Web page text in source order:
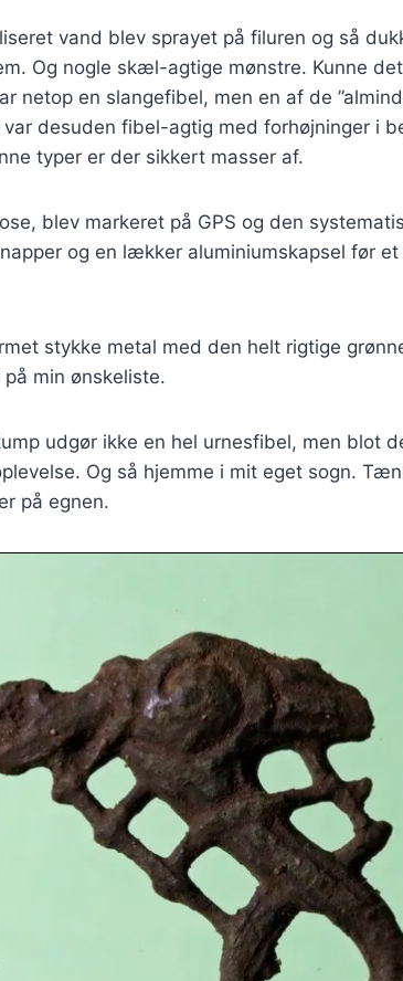
vand blev sprayet på filuren og så
Og nogle skæl-agtige mønstre. Kunne
netop en slangefibel, men en af de
desuden fibel-agtig med forhøjninger i
typer er der sikkert masser af.
blev markeret på GPS og den
og en lækker aluminiumskapsel før
stykke metal med den helt rigtige
min ønskeliste.
udgør ikke en hel urnesfibel, men blot
Og så hjemme i mit eget sogn.
på egnen.